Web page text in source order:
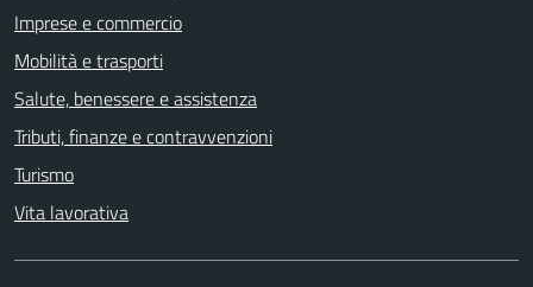
Imprese e commercio
Mobilità e trasporti
Salute, benessere e assistenza
Tributi, finanze e contravvenzioni
Turismo
Vita lavorativa